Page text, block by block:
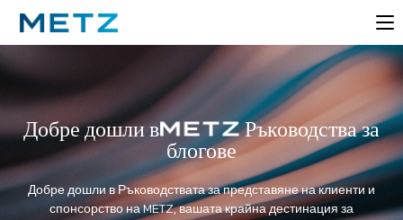
Добре дошли в
Ръководства за
блогове
Добре дошли в Ръководствата за представяне на клиенти и
спонсорство на METZ, вашата крайна дестинация за